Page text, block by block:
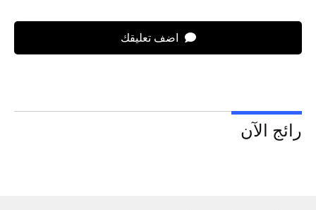
اضف تعليقك
رائج الآن